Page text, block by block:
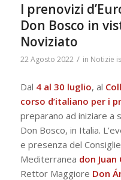
I prenovizi
Don Bosco in
Noviziato
22 Agosto 2022 / in Notizie
Dal 4 al 30 luglio, al
corso d’italiano per i
preparano ad iniziare a
Don Bosco, in Italia.
e presenza del
Mediterranea don Juan
Rettor Maggiore Don